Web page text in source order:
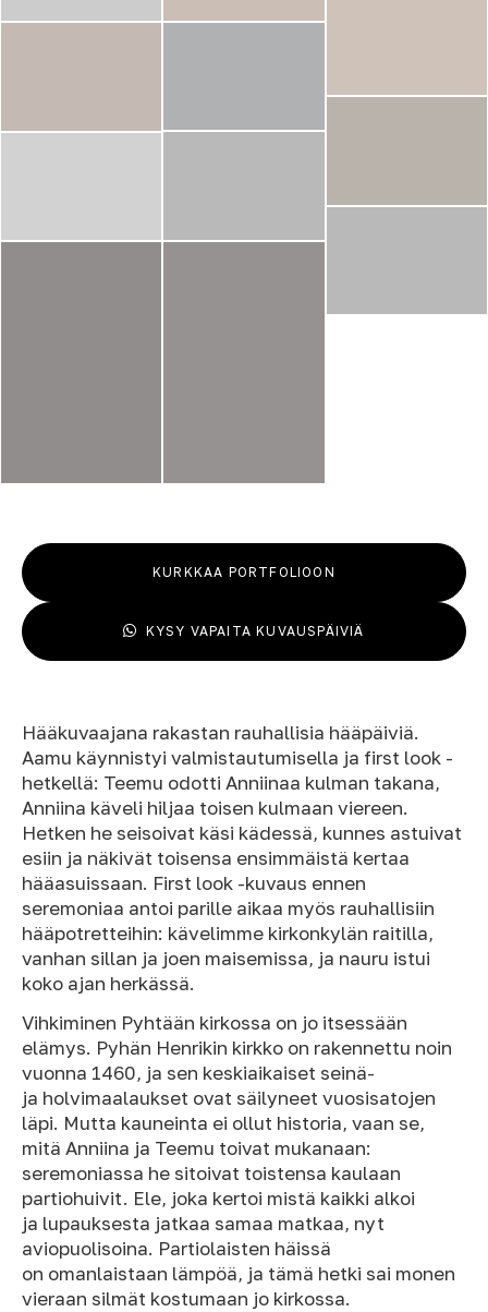
KURKKAA PORTFOLIOON
KYSY VAPAITA KUVAUSPÄIVIÄ
Hääkuvaajana rakastan rauhallisia hääpäiviä.
Aamu käynnistyi valmistautumisella ja first look -
hetkellä: Teemu odotti Anniinaa kulman takana,
Anniina käveli hiljaa toisen kulmaan viereen.
Hetken he seisoivat käsi kädessä, kunnes astuivat
esiin ja näkivät toisensa ensimmäistä kertaa
hääasuissaan. First look -kuvaus ennen
seremoniaa antoi parille aikaa myös rauhallisiin
hääpotretteihin: kävelimme kirkonkylän raitilla,
vanhan sillan ja joen maisemissa, ja nauru istui
koko ajan herkässä.
Vihkiminen Pyhtään kirkossa on jo itsessään
elämys. Pyhän Henrikin kirkko on rakennettu noin
vuonna 1460, ja sen keskiaikaiset seinä-
ja holvimaalaukset ovat säilyneet vuosisatojen
läpi. Mutta kauneinta ei ollut historia, vaan se,
mitä Anniina ja Teemu toivat mukanaan:
seremoniassa he sitoivat toistensa kaulaan
partiohuivit. Ele, joka kertoi mistä kaikki alkoi
ja lupauksesta jatkaa samaa matkaa, nyt
aviopuolisoina. Partiolaisten häissä
on omanlaistaan lämpöä, ja tämä hetki sai monen
vieraan silmät kostumaan jo kirkossa.